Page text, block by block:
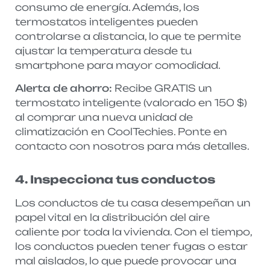
consumo de energía. Además, los
termostatos inteligentes pueden
controlarse a distancia, lo que te permite
ajustar la temperatura desde tu
smartphone para mayor comodidad.
Alerta de ahorro: Recibe GRATIS un
termostato inteligente (valorado en 150 $)
al comprar una nueva unidad de
climatización en CoolTechies. Ponte en
contacto con nosotros para más detalles.
4. Inspecciona tus conductos
Los conductos de tu casa desempeñan un
papel vital en la distribución del aire
caliente por toda la vivienda. Con el tiempo,
los conductos pueden tener fugas o estar
mal aislados, lo que puede provocar una